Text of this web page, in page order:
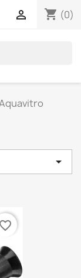
shopping_cart (0)


favorite_border